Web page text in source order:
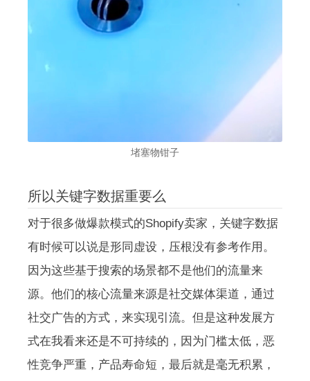
堵塞物钳子
所以关键字数据重要么
对于很多做爆款模式的Shopify卖家，关键字数据
有时候可以说是形同虚设，压根没有参考作用。
因为这些基于搜索的场景都不是他们的流量来
源。他们的核心流量来源是社交媒体渠道，通过
社交广告的方式，来实现引流。但是这种发展方
式在我看来还是不可持续的，因为门槛太低，恶
性竞争严重，产品寿命短，最后就是毫无积累，